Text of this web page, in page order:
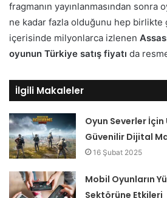
fragmanın yayınlanmasından sonra
ne kadar fazla olduğunu hep birlikte
içerisinde milyonlarca izlenen
oyunun Türkiye satış fiyatı da
İlgili Makaleler
Oyun Severler İçin
Güvenilir Dijital
16 Şubat 2025
Mobil Oyunların
Sektörüne Etkileri